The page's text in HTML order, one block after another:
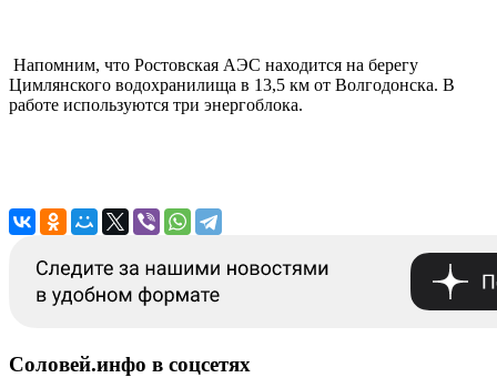
Напомним, что Ростовская АЭС находится на берегу
Цимлянского водохранилища в 13,5 км от Волгодонска. В
работе используются три энергоблока.
Соловей.инфо в соцсетях